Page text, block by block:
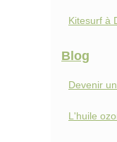
Kitesurf à
Blog
Devenir
L'huile